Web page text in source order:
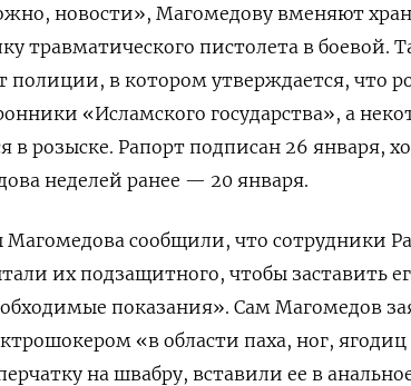
новости», Магомедову вменяют
травматического пистолета в боевой.
полиции, в котором утверждается, что
«Исламского государства», а
в розыске. Рапорт подписан 26 января,
неделей ранее — 20 января.
Магомедова сообщили, что сотрудники
их подзащитного, чтобы заставить
показания». Сам Магомедов
«в области паха, ног,
на швабру, вставили ее в